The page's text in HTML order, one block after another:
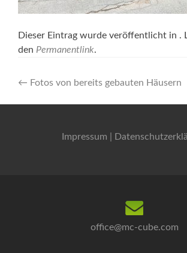
Dieser Eintrag wurde veröffentlicht in .
den Permanentlink.
Artikel-
Navigation
← Fotos von bereits gebauten Häusern
Impressum
office@mc-cube.com